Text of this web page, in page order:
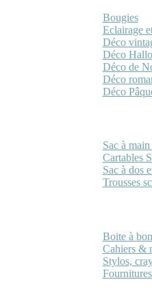
Bougies
Eclairage
Déco
Déco
Déco de
Déco
Déco
Sac à
Cartables
Sac à dos
Trousses
Boite à
Cahiers &
Stylos,